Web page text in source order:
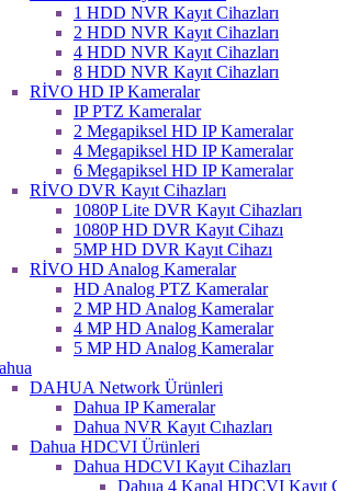
1 HDD NVR Kayıt Cihazları
2 HDD NVR Kayıt Cihazları
4 HDD NVR Kayıt Cihazları
8 HDD NVR Kayıt Cihazları
RİVO HD IP Kameralar
IP PTZ Kameralar
2 Megapiksel HD IP Kameralar
4 Megapiksel HD IP Kameralar
6 Megapiksel HD IP Kameralar
RİVO DVR Kayıt Cihazları
1080P Lite DVR Kayıt Cihazları
1080P HD DVR Kayıt Cihazı
5MP HD DVR Kayıt Cihazı
RİVO HD Analog Kameralar
HD Analog PTZ Kameralar
2 MP HD Analog Kameralar
4 MP HD Analog Kameralar
5 MP HD Analog Kameralar
DAHUA Network Ürünleri
Dahua IP Kameralar
Dahua NVR Kayıt Cıhazları
Dahua HDCVI Ürünleri
Dahua HDCVI Kayıt Cihazları
Dahua 4 Kanal HDCVI Kayıt